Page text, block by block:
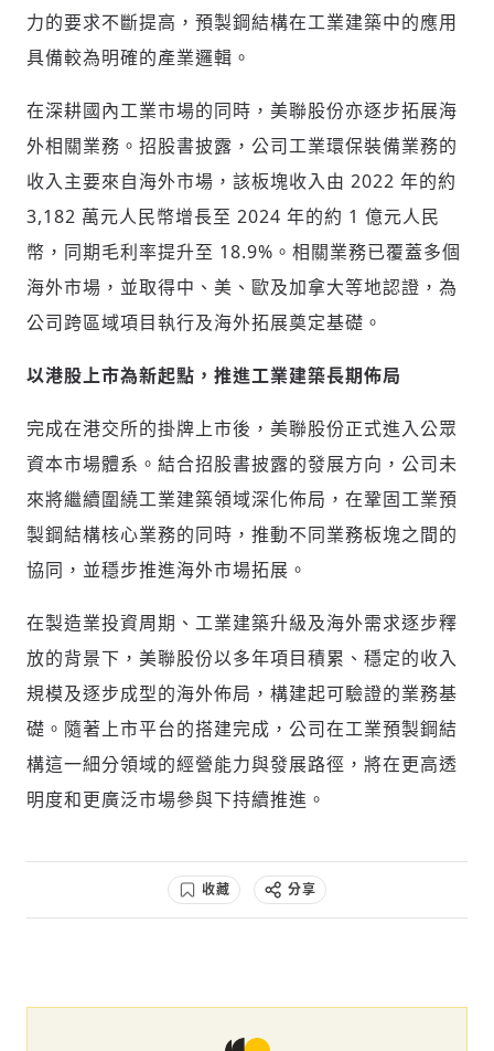
力的要求不斷提高，預製鋼結構在工業建築中的應用
具備較為明確的產業邏輯。
在深耕國內工業市場的同時，美聯股份亦逐步拓展海
外相關業務。招股書披露，公司工業環保裝備業務的
收入主要來自海外市場，該板塊收入由 2022 年的約
3,182 萬元人民幣增長至 2024 年的約 1 億元人民
幣，同期毛利率提升至 18.9%。相關業務已覆蓋多個
海外市場，並取得中、美、歐及加拿大等地認證，為
公司跨區域項目執行及海外拓展奠定基礎。
以港股上市為新起點，推進工業建築長期佈局
完成在港交所的掛牌上市後，美聯股份正式進入公眾
資本市場體系。結合招股書披露的發展方向，公司未
來將繼續圍繞工業建築領域深化佈局，在鞏固工業預
製鋼結構核心業務的同時，推動不同業務板塊之間的
協同，並穩步推進海外市場拓展。
在製造業投資周期、工業建築升級及海外需求逐步釋
放的背景下，美聯股份以多年項目積累、穩定的收入
規模及逐步成型的海外佈局，構建起可驗證的業務基
礎。隨著上市平台的搭建完成，公司在工業預製鋼結
構這一細分領域的經營能力與發展路徑，將在更高透
明度和更廣泛市場參與下持續推進。
收藏 分享